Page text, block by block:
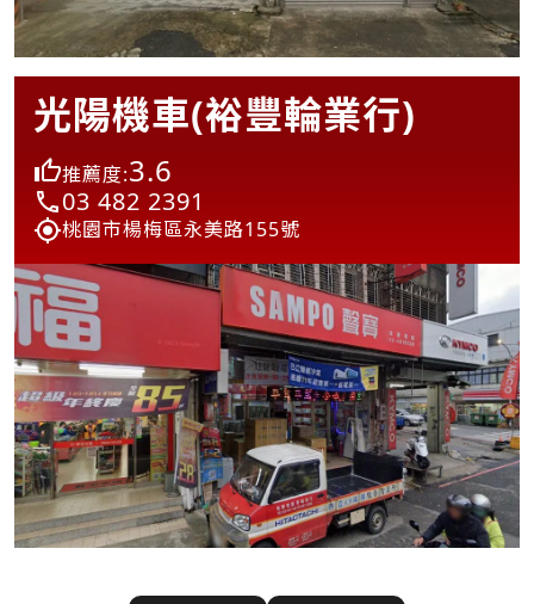
光陽機車(裕豐輪業行)
推薦度:3.6
03 482 2391
桃園市楊梅區永美路155號